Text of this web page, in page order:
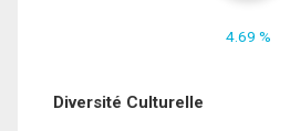
4.69 %
Diversité Culturelle